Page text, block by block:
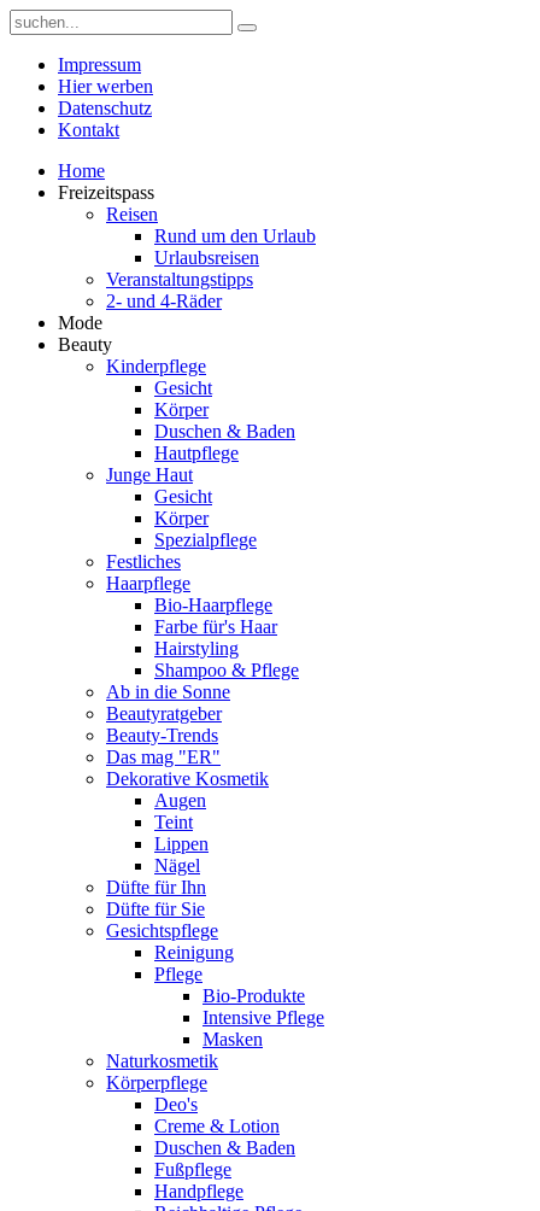
Impressum
Hier werben
Datenschutz
Kontakt
Home
Freizeitspass
Reisen
Rund um den Urlaub
Urlaubsreisen
Veranstaltungstipps
2- und 4-Räder
Mode
Beauty
Kinderpflege
Gesicht
Körper
Duschen & Baden
Hautpflege
Junge Haut
Gesicht
Körper
Spezialpflege
Festliches
Haarpflege
Bio-Haarpflege
Farbe für's Haar
Hairstyling
Shampoo & Pflege
Ab in die Sonne
Beautyratgeber
Beauty-Trends
Das mag "ER"
Dekorative Kosmetik
Augen
Teint
Lippen
Nägel
Düfte für Ihn
Düfte für Sie
Gesichtspflege
Reinigung
Pflege
Bio-Produkte
Intensive Pflege
Masken
Naturkosmetik
Körperpflege
Deo's
Creme & Lotion
Duschen & Baden
Fußpflege
Handpflege